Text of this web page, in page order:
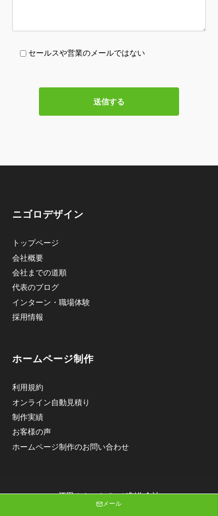
セールスや営業のメールではない
ニゴロデザイン
トップページ
会社概要
会社までの道順
代表のブログ
インターン・職場体験
採用情報
ホームページ制作
利用規約
オンライン自動見積り
制作実績
お客様の声
ホームページ制作のお問い合わせ
酒田のホームページ制作会社
株式会社ニゴロデザイン
メール